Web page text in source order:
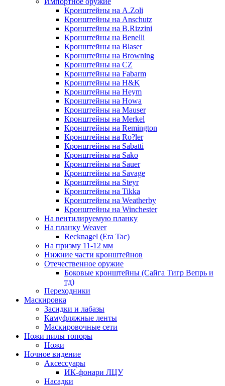
Кронштейны на A.Zoli
Кронштейны на Anschutz
Кронштейны на B.Rizzini
Кронштейны на Benelli
Кронштейны на Blaser
Кронштейны на Browning
Кронштейны на CZ
Кронштейны на Fabarm
Кронштейны на H&K
Кронштейны на Heym
Кронштейны на Howa
Кронштейны на Mauser
Кронштейны на Merkel
Кронштейны на Remington
Кронштейны на Ro?ler
Кронштейны на Sabatti
Кронштейны на Sako
Кронштейны на Sauer
Кронштейны на Savage
Кронштейны на Steyr
Кронштейны на Tikka
Кронштейны на Weatherby
Кронштейны на Winchester
На вентилируемую планку
На планку Weaver
Recknagel (Era Tac)
На призму 11-12 мм
Нижние части кронштейнов
Отечественное оружие
Боковые кронштейны (Сайга Тигр Вепрь и
тд)
Переходники
Маскировка
Засидки и лабазы
Камуфляжные ленты
Маскировочные сети
Ножи пилы топоры
Ножи
Ночное видение
Аксессуары
ИК-фонари ЛЦУ
Насадки